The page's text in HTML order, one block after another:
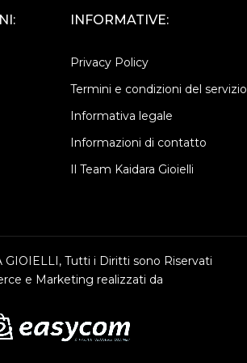
INFORMATIVE:
Privacy Policy
Termini e condizioni del servizio
Informativa legale
Informazioni di contatto
Il Team Kaidara Gioielli
GIOIELLI, Tutti i Diritti sono Riservati
e Marketing realizzati da